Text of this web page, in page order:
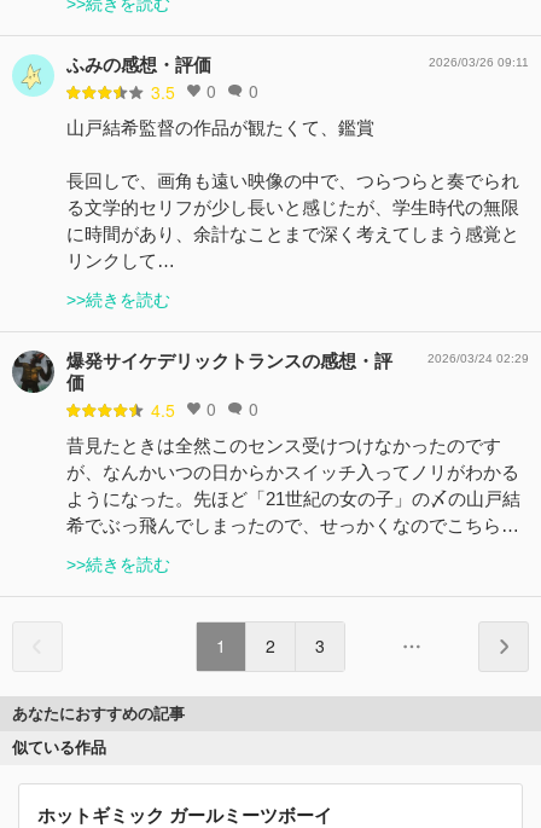
ふみの感想・評価
3.5 0 0
2026/03/26 09:11
山戸結希監督の作品が観たくて、鑑賞
長回しで、画角も遠い映像の中で、つらつらと奏でられ
る文学的セリフが少し長いと感じたが、学生時代の無限
に時間があり、余計なことまで深く考えてしまう感覚と
リンクして…
>>続きを読む
爆発サイケデリックトランスの感想・評
価
4.5 0 0
2026/03/24 02:29
昔見たときは全然このセンス受けつけなかったのです
が、なんかいつの日からかスイッチ入ってノリがわかる
ようになった。先ほど「21世紀の女の子」の〆の山戸結
希でぶっ飛んでしまったので、せっかくなのでこちら…
>>続きを読む
1 2 3
あなたにおすすめの記事
似ている作品
ホットギミック ガールミーツボーイ